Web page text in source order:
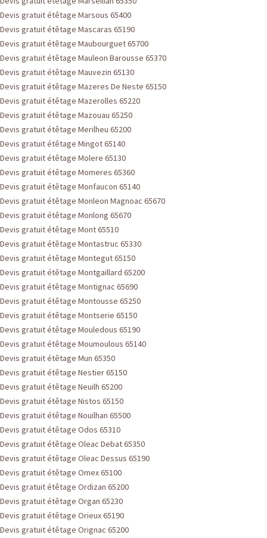
Devis gratuit étêtage Marsous 65400
Devis gratuit étêtage Mascaras 65190
Devis gratuit étêtage Maubourguet 65700
Devis gratuit étêtage Mauleon Barousse 65370
Devis gratuit étêtage Mauvezin 65130
Devis gratuit étêtage Mazeres De Neste 65150
Devis gratuit étêtage Mazerolles 65220
Devis gratuit étêtage Mazouau 65250
Devis gratuit étêtage Merilheu 65200
Devis gratuit étêtage Mingot 65140
Devis gratuit étêtage Molere 65130
Devis gratuit étêtage Momeres 65360
Devis gratuit étêtage Monfaucon 65140
Devis gratuit étêtage Monleon Magnoac 65670
Devis gratuit étêtage Monlong 65670
Devis gratuit étêtage Mont 65510
Devis gratuit étêtage Montastruc 65330
Devis gratuit étêtage Montegut 65150
Devis gratuit étêtage Montgaillard 65200
Devis gratuit étêtage Montignac 65690
Devis gratuit étêtage Montousse 65250
Devis gratuit étêtage Montserie 65150
Devis gratuit étêtage Mouledous 65190
Devis gratuit étêtage Moumoulous 65140
Devis gratuit étêtage Mun 65350
Devis gratuit étêtage Nestier 65150
Devis gratuit étêtage Neuilh 65200
Devis gratuit étêtage Nistos 65150
Devis gratuit étêtage Nouilhan 65500
Devis gratuit étêtage Odos 65310
Devis gratuit étêtage Oleac Debat 65350
Devis gratuit étêtage Oleac Dessus 65190
Devis gratuit étêtage Omex 65100
Devis gratuit étêtage Ordizan 65200
Devis gratuit étêtage Organ 65230
Devis gratuit étêtage Orieux 65190
Devis gratuit étêtage Orignac 65200